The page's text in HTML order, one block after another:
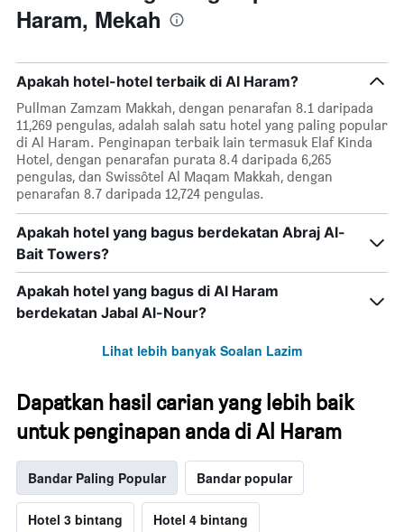
Haram, Mekah
Apakah hotel-hotel terbaik di Al Haram?
Pullman Zamzam Makkah, dengan penarafan 8.1 daripada
11,269 pengulas, adalah salah satu hotel yang paling popular
di Al Haram. Penginapan terbaik lain termasuk Elaf Kinda
Hotel, dengan penarafan purata 8.4 daripada 6,265
pengulas, dan Swissôtel Al Maqam Makkah, dengan
penarafan 8.7 daripada 12,724 pengulas.
Apakah hotel yang bagus berdekatan Abraj Al-
Bait Towers?
Apakah hotel yang bagus di Al Haram
berdekatan Jabal Al-Nour?
Lihat lebih banyak Soalan Lazim
Dapatkan hasil carian yang lebih baik
untuk penginapan anda di Al Haram
Bandar Paling Popular Bandar popular
Hotel 3 bintang Hotel 4 bintang